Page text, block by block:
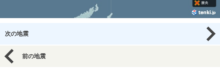
次の地震
前の地震